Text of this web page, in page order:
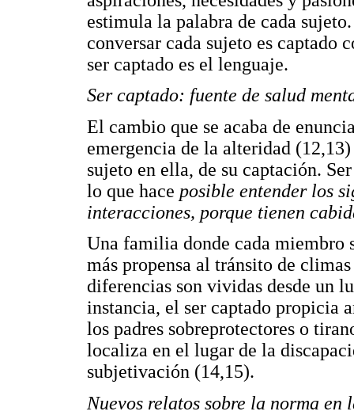
estimula la palabra de cada
conversar cada sujeto es
ser captado es el lenguaje.
Ser captado: fuente de salud
El cambio que se acaba de
emergencia de la alteridad
sujeto en ella, de su captación.
lo que hace posible entender los
interacciones, porque tienen
Una familia donde cada miembro
más propensa al tránsito de
diferencias son vividas desde un
instancia, el ser captado propicia
los padres sobreprotectores o
localiza en el lugar de la
subjetivación (14,15).
Nuevos relatos sobre la norma